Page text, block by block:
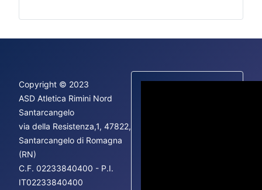
Copyright © 2023
ASD Atletica Rimini Nord
Santarcangelo
via della Resistenza,1, 47822,
Santarcangelo di Romagna
(RN)
C.F. 02233840400 - P.I.
IT02233840400